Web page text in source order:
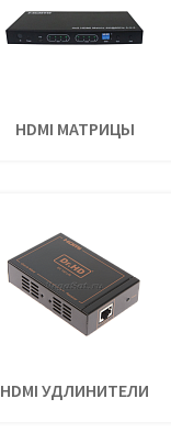
HDMI МАТРИЦЫ
HDMI УДЛИНИТЕЛИ